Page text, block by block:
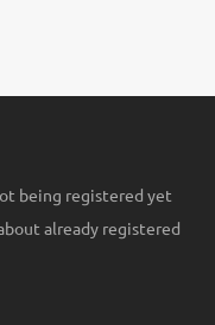
being registered yet
already registered